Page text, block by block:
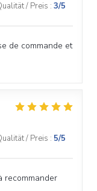
/ Preis : 3/5
de commande et
/ Preis : 5/5
recommander